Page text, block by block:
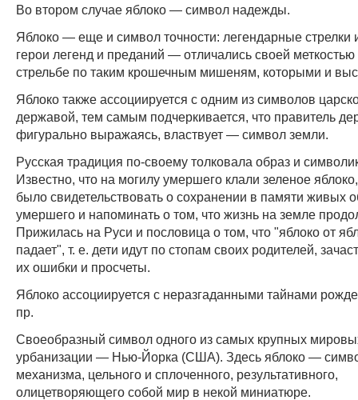
Во втором случае яблоко — символ надежды.
Яблоко — еще и символ точности: легендарные стрелки
герои легенд и преданий — отличались своей
стрельбе по таким крошечным мишеням, которыми и
Яблоко также ассоциируется с одним из символов
державой, тем самым подчеркивается, что правитель
фигурально выражаясь, властвует — символ земли.
Русская традиция по-своему толковала образ и
Известно, что на могилу умершего клали зеленое
было свидетельствовать о сохранении в памяти живых
умершего и напоминать о том, что жизнь на земле
Прижилась на Руси и пословица о том, что "яблоко от
падает", т. е. дети идут по стопам своих родителей,
их ошибки и просчеты.
Яблоко ассоциируется с неразгаданными тайнами
пр.
Своеобразный символ одного из самых крупных
урбанизации — Нью-Йорка (США). Здесь яблоко —
механизма, цельного и сплоченного, результативного,
олицетворяющего собой мир в некой миниатюре.